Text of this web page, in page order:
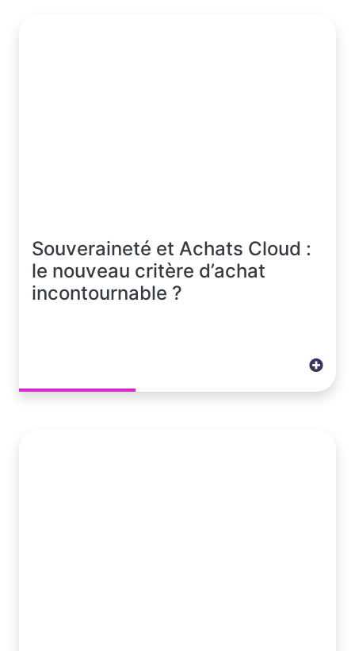
Souveraineté et Achats Cloud :
le nouveau critère d’achat
incontournable ?